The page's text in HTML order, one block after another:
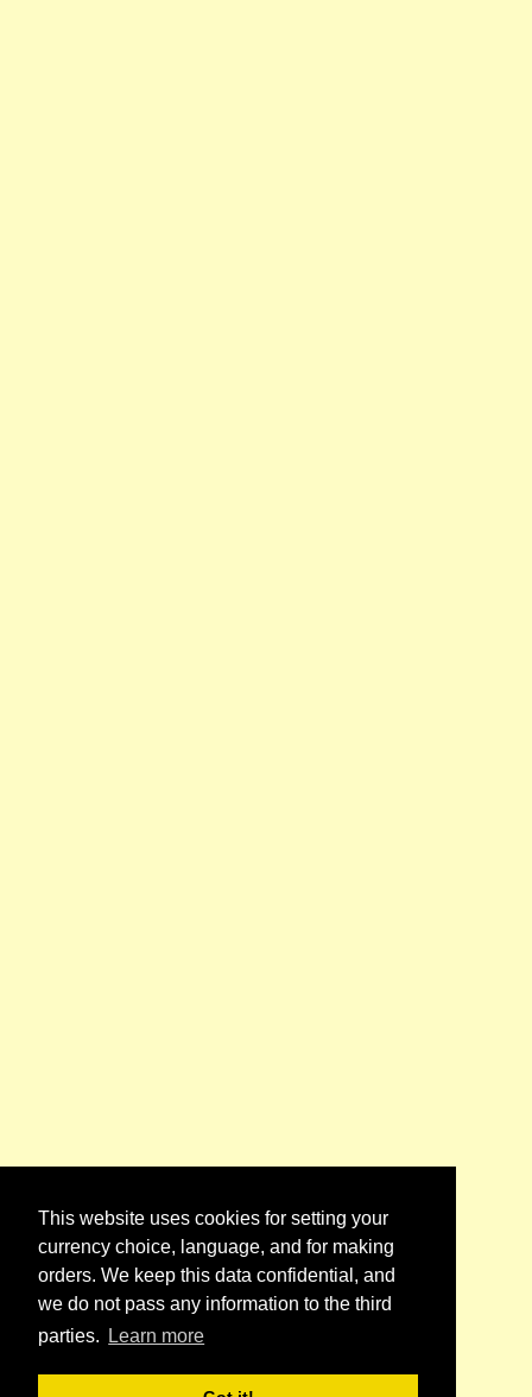
This website uses cookies for setting your
currency choice, language, and for making
orders. We keep this data confidential, and
we do not pass any information to the third
parties.
Learn more